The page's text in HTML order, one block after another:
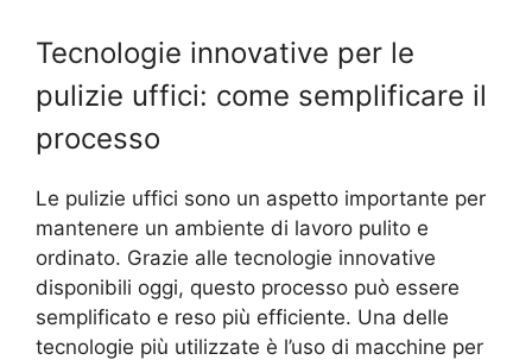
Tecnologie innovative per le
pulizie uffici: come semplificare il
processo
Le pulizie uffici sono un aspetto importante per
mantenere un ambiente di lavoro pulito e
ordinato. Grazie alle tecnologie innovative
disponibili oggi, questo processo può essere
semplificato e reso più efficiente. Una delle
tecnologie più utilizzate è l’uso di macchine per